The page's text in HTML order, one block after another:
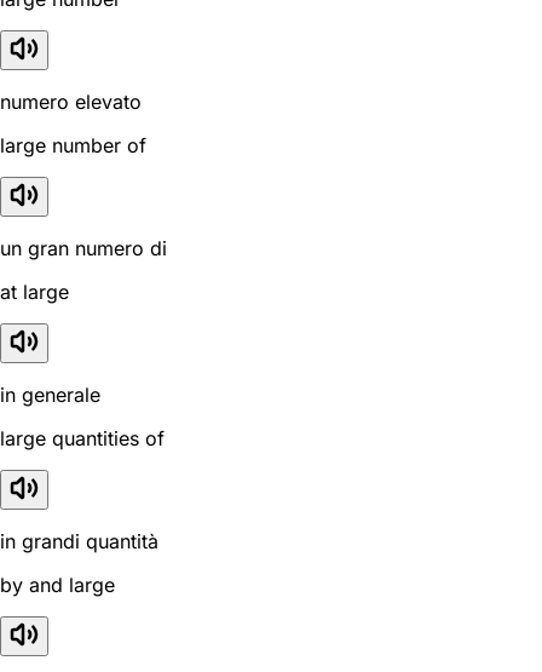
numero elevato
large number of
un gran numero di
at large
in generale
large quantities of
in grandi quantità
by and large